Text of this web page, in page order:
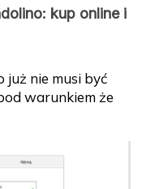
kup online i
już nie musi być
warunkiem że